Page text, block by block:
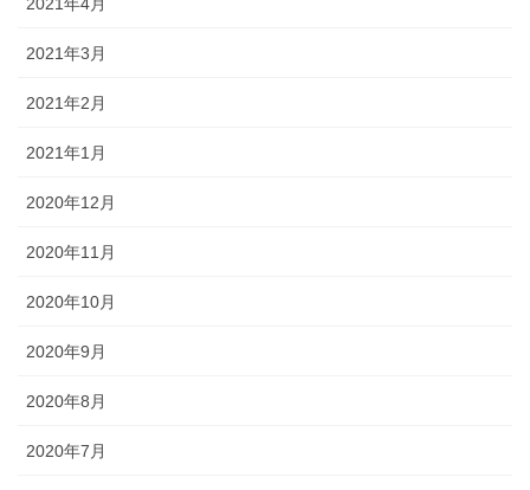
2021年4月
2021年3月
2021年2月
2021年1月
2020年12月
2020年11月
2020年10月
2020年9月
2020年8月
2020年7月